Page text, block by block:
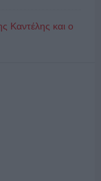
Καντέλης και ο